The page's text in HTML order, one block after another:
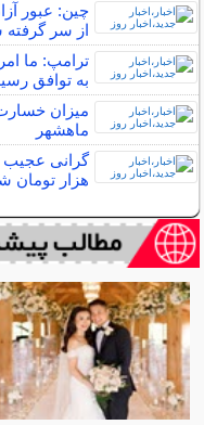
چین: عبور
از سر گرفته
ترامپ: ما
به توافق
میزان
ماهشهر
گرانی عجیب
هزار تومان